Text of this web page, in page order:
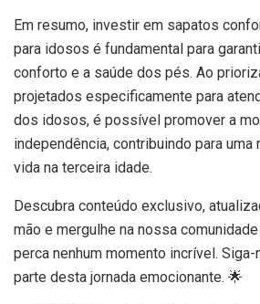
Em resumo, investir em sapatos
para idosos é fundamental para
conforto e a saúde dos pés. Ao
projetados especificamente para
dos idosos, é possível promover a
independência, contribuindo para uma
vida na terceira idade.
Descubra conteúdo exclusivo,
mão e mergulhe na nossa
perca nenhum momento incrível.
parte desta jornada emocionante. 🌟